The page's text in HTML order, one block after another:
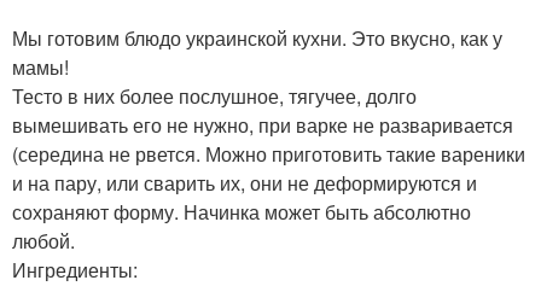
Мы готовим блюдо украинской кухни. Это вкусно, как у
мамы!
Тесто в них более послушное, тягучее, долго
вымешивать его не нужно, при варке не разваривается
(середина не рвется. Можно приготовить такие вареники
и на пару, или сварить их, они не деформируются и
сохраняют форму. Начинка может быть абсолютно
любой.
Ингредиенты: